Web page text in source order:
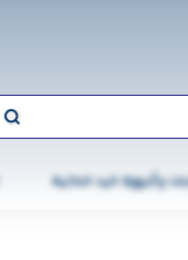
وأجهزة اليد الذكية